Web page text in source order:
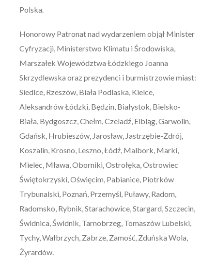
Polska.
Honorowy Patronat nad wydarzeniem objął Minister
Cyfryzacji, Ministerstwo Klimatu i Środowiska,
Marszałek Województwa Łódzkiego Joanna
Skrzydlewska oraz prezydenci i burmistrzowie miast:
Siedlce, Rzeszów, Biała Podlaska, Kielce,
Aleksandrów Łódzki, Będzin, Białystok, Bielsko-
Biała, Bydgoszcz, Chełm, Czeladź, Elbląg, Garwolin,
Gdańsk, Hrubieszów, Jarosław, Jastrzębie-Zdrój,
Koszalin, Krosno, Leszno, Łódź, Malbork, Marki,
Mielec, Mława, Oborniki, Ostrołęka, Ostrowiec
Świętokrzyski, Oświęcim, Pabianice, Piotrków
Trybunalski, Poznań, Przemyśl, Puławy, Radom,
Radomsko, Rybnik, Starachowice, Stargard, Szczecin,
Świdnica, Świdnik, Tarnobrzeg, Tomaszów Lubelski,
Tychy, Wałbrzych, Zabrze, Zamość, Zduńska Wola,
Żyrardów.